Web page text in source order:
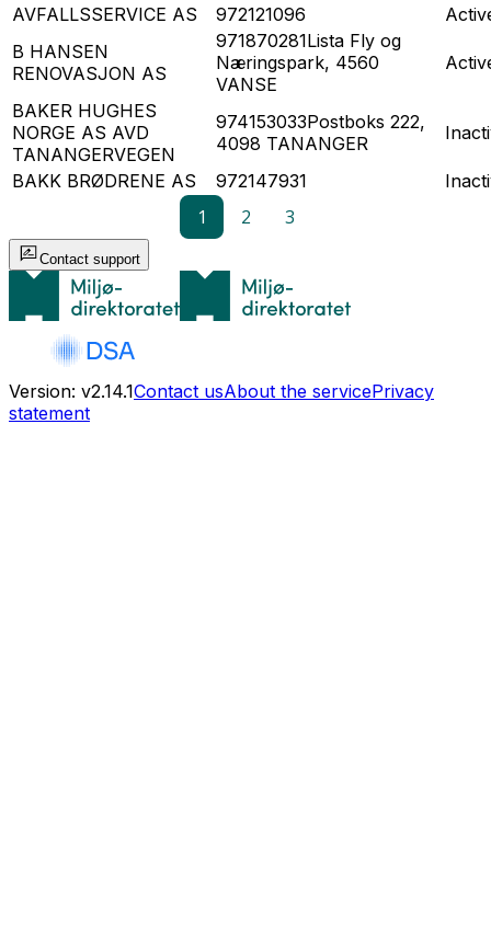
AVFALLSSERVICE AS 972121096
B HANSEN
RENOVASJON AS
971870281Lista Fly og
Næringspark, 4560
VANSE
BAKER HUGHES
NORGE AS AVD
TANANGERVEGEN
974153033Postboks 222,
4098 TANANGER
BAKK BRØDRENE AS 972147931
1 2 3
Contact support
Version: v2.14.1Contact usAbout the servicePrivacy
statement